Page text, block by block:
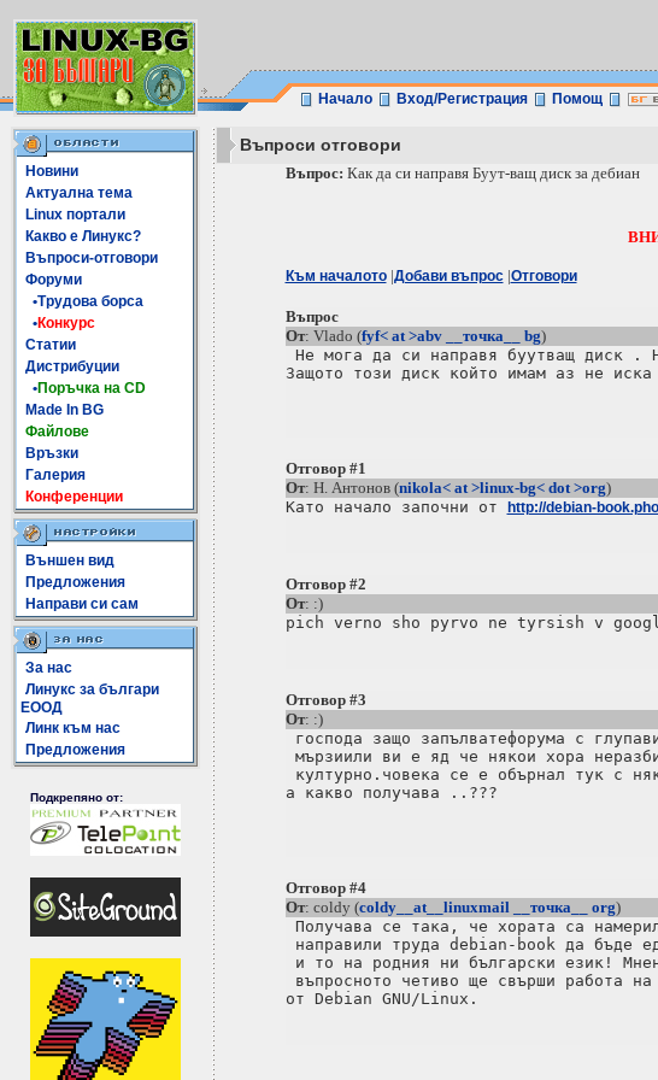
Начало Вход/Регистрация Помощ
Новини
Актуална тема
Linux портали
Какво е Линукс?
Въпроси-отговори
Форуми
•Трудова борса
•Конкурс
Статии
Дистрибуции
•Поръчка на CD
Made In BG
Файлове
Връзки
Галерия
Конференции
Външен вид
Предложения
Направи си сам
За нас
Линукс за българи
ЕООД
Линк към нас
Предложения
Подкрепяно от:
Въпроси отговори
Въпрос: Как да си направя Буут-ващ диск за дебиан
Към началото|Добави въпрос|Отговори
Въпрос
От: Vlado (fyf< at >abv __точка__ bg)
Не мога да си направя буутващ диск .
Защото този диск който имам аз не
Отговор #1
От: Н. Антонов (nikola< at >linux-bg< dot >org)
Като начало започни от
http://debian-
Отговор #2
От: :)
Отговор #3
От: :)
господа защо запълватефорума с
мързиили ви е яд че някои хора
културно.човека се е обърнал тук с
а какво получава ..???
Отговор #4
От: coldy (coldy__at__linuxmail __точка__ org)
Получава се така, че хората са
направили труда debian-book да бъде
и то на родния ни български език!
въпросното четиво ще свърши работа